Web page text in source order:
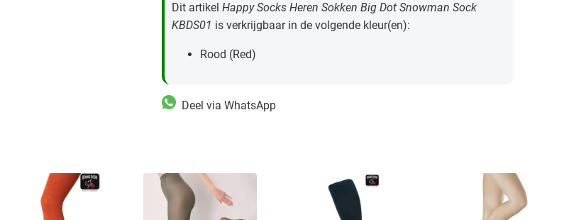
Dit artikel Happy Socks Heren Sokken Big Dot Snowman Sock
KBDS01 is verkrijgbaar in de volgende kleur(en):
Rood (Red)
Deel via WhatsApp